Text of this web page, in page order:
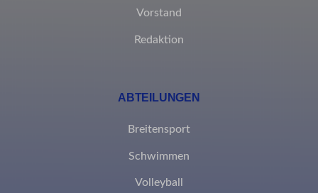
Vorstand
Redaktion
ABTEILUNGEN
Breitensport
Schwimmen
Volleyball